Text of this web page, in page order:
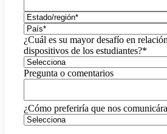
¿Cuál es su mayor desafío en
dispositivos de los estudiantes?*
Pregunta o comentarios
¿Cómo preferiría que nos